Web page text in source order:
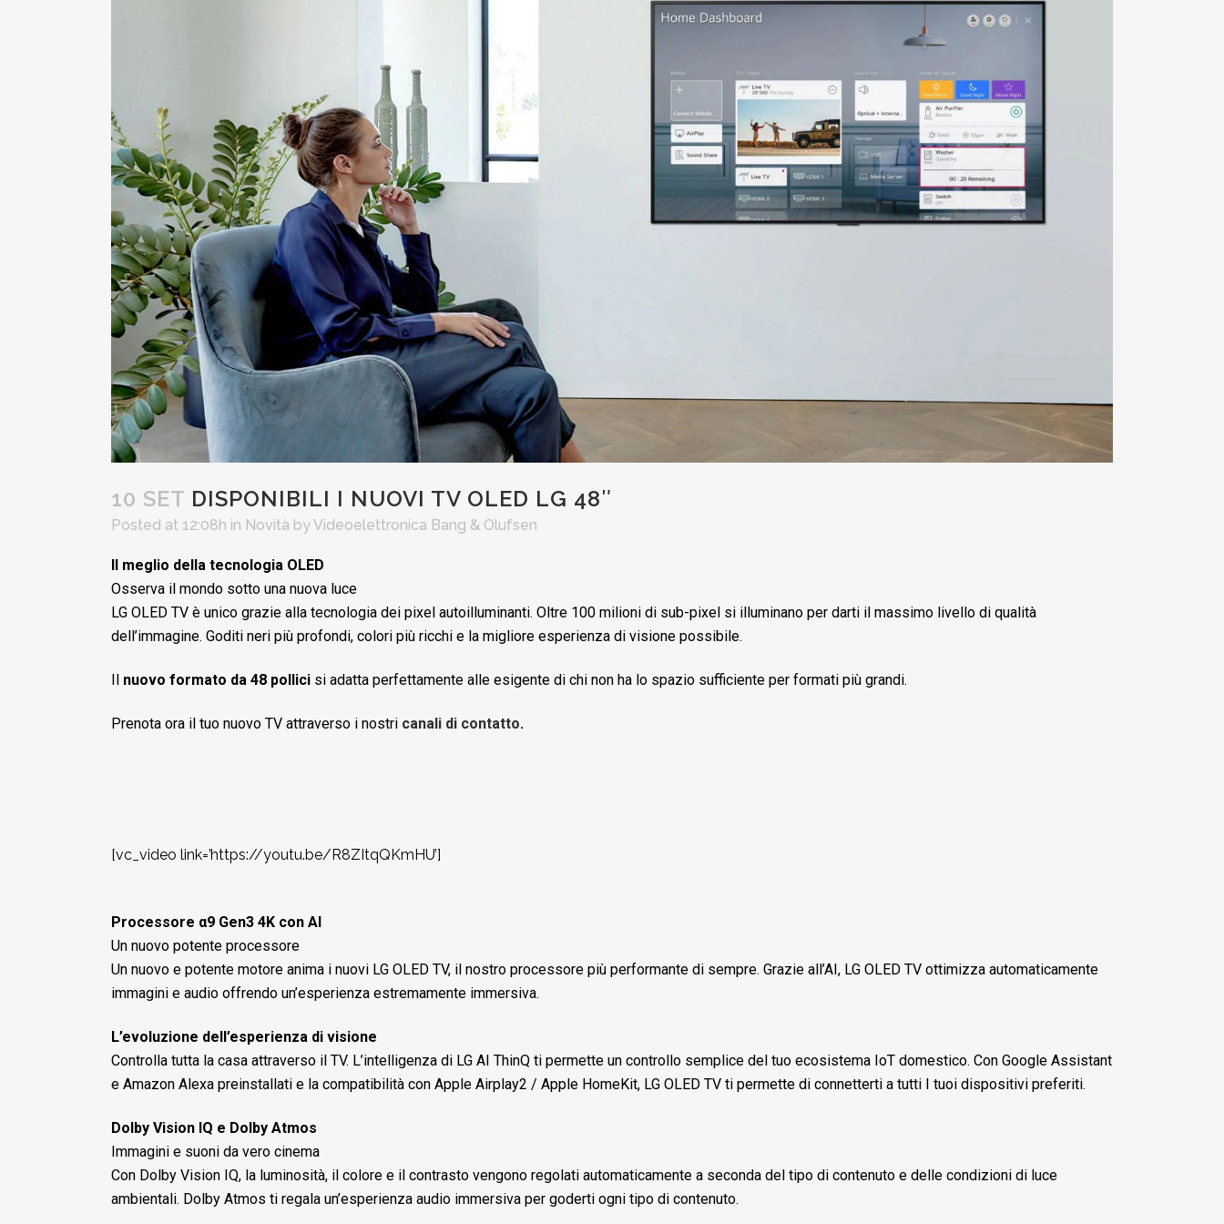
10 SET DISPONIBILI I NUOVI TV OLED LG 48″
Posted at 12:08h in Novità byVideoelettronica Bang & Olufsen
Il meglio della tecnologia OLED
Osserva il mondo sotto una nuova luce
LG OLED TV è unico grazie alla tecnologia dei pixel autoilluminanti. Oltre 100 milioni di sub-pixel si illuminano per darti il massimo livello di qualità
dell’immagine. Goditi neri più profondi, colori più ricchi e la migliore esperienza di visione possibile.
nuovo formato da 48 pollici si adatta perfettamente alle esigente di chi non ha lo spazio sufficiente per formati più grandi.
Prenota ora il tuo nuovo TV attraverso i nostri canali di contatto.
[vc_video link=’https://youtu.be/R8ZItqQKmHU’]
Processore α9 Gen3 4K con AI
Un nuovo potente processore
Un nuovo e potente motore anima i nuovi LG OLED TV, il nostro processore più performante di sempre. Grazie all’AI, LG OLED TV ottimizza automaticamente
immagini e audio offrendo un’esperienza estremamente immersiva.
L’evoluzione dell’esperienza di visione
Controlla tutta la casa attraverso il TV. L’intelligenza di LG AI ThinQ ti permette un controllo semplice del tuo ecosistema IoT domestico. Con Google Assistant
e Amazon Alexa preinstallati e la compatibilità con Apple Airplay2 / Apple HomeKit, LG OLED TV ti permette di connetterti a tutti I tuoi dispositivi preferiti.
Dolby Vision IQ e Dolby Atmos
Immagini e suoni da vero cinema
Con Dolby Vision IQ, la luminosità, il colore e il contrasto vengono regolati automaticamente a seconda del tipo di contenuto e delle condizioni di luce
ambientali. Dolby Atmos ti regala un’esperienza audio immersiva per goderti ogni tipo di contenuto.